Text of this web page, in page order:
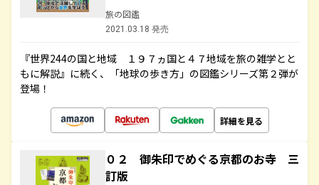
旅の図鑑
2021.03.18 発売
『世界244の国と地域 １９７ヵ国と４７地域を旅の雑学とと
もに解説』に続く、「地球の歩き方」の図鑑シリーズ第２弾が
登場！
詳細を見る
０２ 御朱印でめぐる京都のお寺 三
訂版